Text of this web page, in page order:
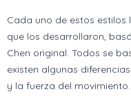
Cada uno de estos estilos
que los desarrollaron,
Chen original. Todos se
existen algunas
y la fuerza del movimiento.